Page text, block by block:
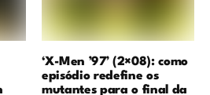
‘X-Men ’97’ (2×08): como
episódio redefine os
mutantes para o final da